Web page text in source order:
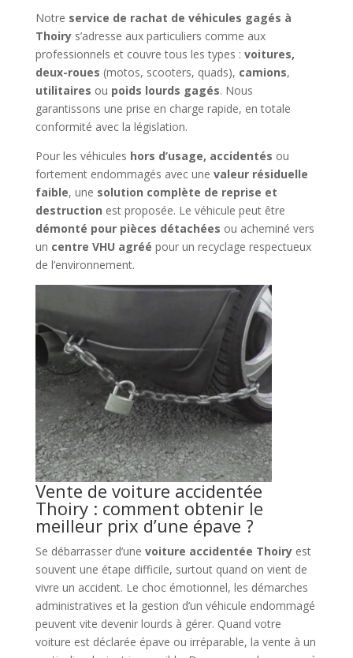
Notre service de rachat de véhicules gagés à
Thoirys’adresse aux particuliers comme aux
professionnels et couvre tous les types : voitures,
deux-roues (motos, scooters, quads), camions,
utilitaires ou poids lourds gagés. Nous
garantissons une prise en charge rapide, en totale
conformité avec la législation.
Pour les véhicules hors d’usage, accidentés ou
fortement endommagés avec une valeur résiduelle
faible, une solution complète de reprise et
destruction est proposée. Le véhicule peut être
démonté pour pièces détachées ou acheminé vers
un centre VHU agréé pour un recyclage respectueux
de l’environnement.
Vente de voiture accidentée
Thoiry : comment obtenir le
meilleur prix d’une épave ?
Se débarrasser d’une voiture accidentée Thoiryest
souvent une étape difficile, surtout quand on vient de
vivre un accident. Le choc émotionnel, les démarches
administratives et la gestion d’un véhicule endommagé
peuvent vite devenir lourds à gérer. Quand votre
voiture est déclarée épave ou irréparable, la vente à un